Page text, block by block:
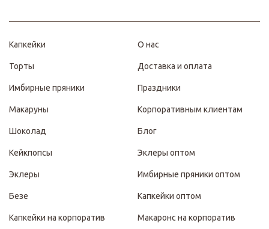
Капкейки
Торты
Имбирные пряники
Макаруны
Шоколад
Кейкпопсы
Эклеры
Безе
Капкейки на корпоратив
О нас
Доставка и оплата
Праздники
Корпоративным клиентам
Блог
Эклеры оптом
Имбирные пряники оптом
Капкейки оптом
Макаронс на корпоратив